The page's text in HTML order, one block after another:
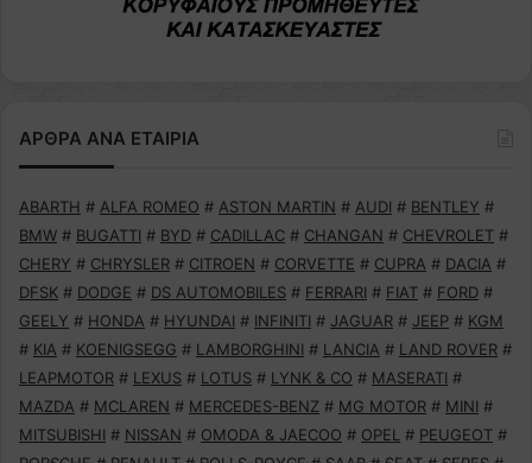
ΑΡΘΡΑ ΑΝΑ ΕΤΑΙΡΙΑ
ABARTH # ALFA ROMEO # ASTON MARTIN # AUDI # BENTLEY #
BMW # BUGATTI # BYD # CADILLAC # CHANGAN # CHEVROLET #
CHERY # CHRYSLER # CITROEN # CORVETTE # CUPRA # DACIA #
DFSK # DODGE # DS AUTOMOBILES # FERRARI # FIAT # FORD #
GEELY # HONDA # HYUNDAI # INFINITI # JAGUAR # JEEP # KGM
# KIA # KOENIGSEGG # LAMBORGHINI # LANCIA # LAND ROVER #
LEAPMOTOR # LEXUS # LOTUS # LYNK & CO # MASERATI #
MAZDA # MCLAREN # MERCEDES-BENZ # MG MOTOR # MINI #
MITSUBISHI # NISSAN # OMODA & JAECOO # OPEL # PEUGEOT #